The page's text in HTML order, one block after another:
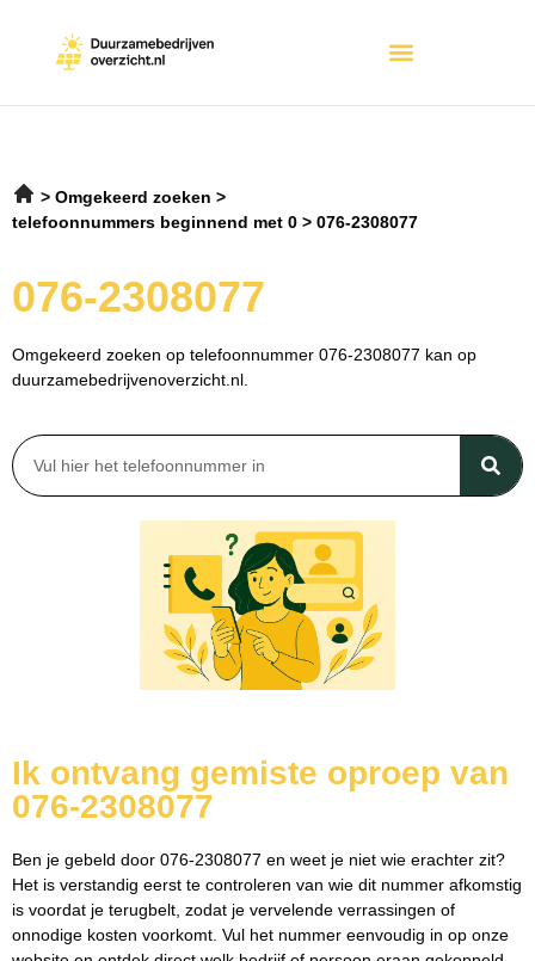
Omgekeerd zoeken
telefoonnummers beginnend met 0
076-2308077
076-2308077
Omgekeerd zoeken op telefoonnummer 076-2308077 kan op
duurzamebedrijvenoverzicht.nl.
Ik ontvang gemiste oproep van
076-2308077
Ben je gebeld door 076-2308077 en weet je niet wie erachter zit?
Het is verstandig eerst te controleren van wie dit nummer afkomstig
is voordat je terugbelt, zodat je vervelende verrassingen of
onnodige kosten voorkomt. Vul het nummer eenvoudig in op onze